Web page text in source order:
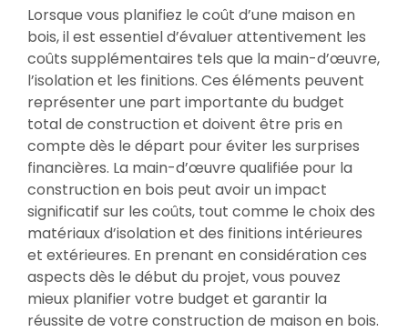
Lorsque vous planifiez le coût d’une maison en
bois, il est essentiel d’évaluer attentivement les
coûts supplémentaires tels que la main-d’œuvre,
l’isolation et les finitions. Ces éléments peuvent
représenter une part importante du budget
total de construction et doivent être pris en
compte dès le départ pour éviter les surprises
financières. La main-d’œuvre qualifiée pour la
construction en bois peut avoir un impact
significatif sur les coûts, tout comme le choix des
matériaux d’isolation et des finitions intérieures
et extérieures. En prenant en considération ces
aspects dès le début du projet, vous pouvez
mieux planifier votre budget et garantir la
réussite de votre construction de maison en bois.